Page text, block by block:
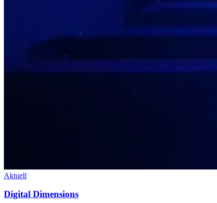
Aktuell
Digital Dimensions